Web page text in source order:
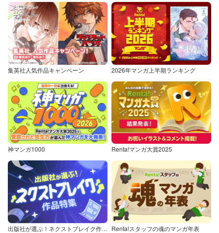
集英社人気作品キャンペーン 2026年マンガ上半期ランキング
神マンガ1000 Renta!マンガ大賞2025
出版社が選ぶ！ネクストブレイク作品特集 Renta!スタッフの魂のマンガ年表